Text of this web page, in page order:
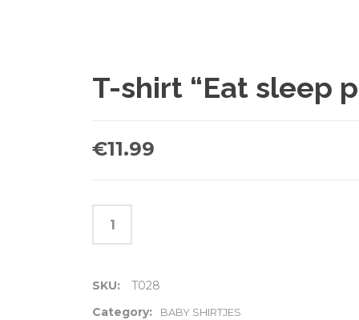
T-shirt “Eat sleep
€11.99
SKU:
T028
Category:
BABY SHIRTJES